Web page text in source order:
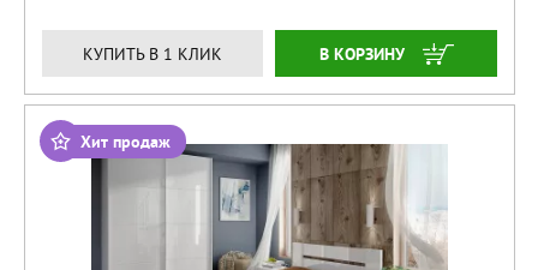
КУПИТЬ В 1 КЛИК ЗАКАЗАТЬ
Хит продаж